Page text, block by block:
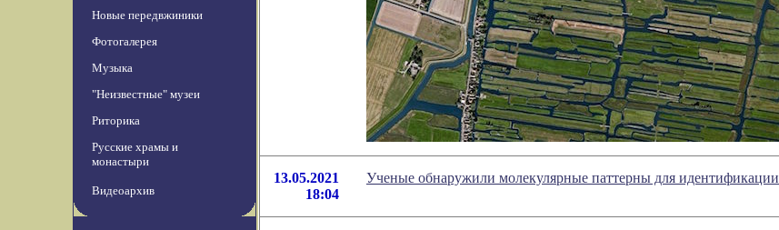
Новые передвжиники
Фотогалерея
Музыка
"Неизвестные" музеи
Риторика
Русские храмы и
монастыри
Видеоархив
13.05.2021
18:04
Ученые обнаружили молекулярные паттерны для